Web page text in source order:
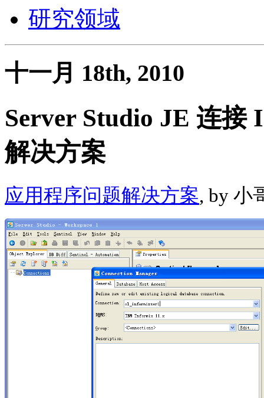
研究领域
十一月 18th, 2010
Server Studio JE 连
解决方案
应用程序问题解决方案, by 小